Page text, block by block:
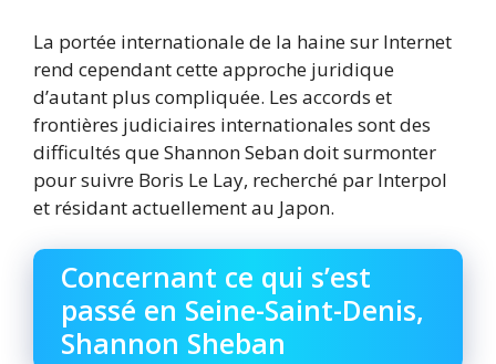
La portée internationale de la haine sur Internet
rend cependant cette approche juridique
d’autant plus compliquée. Les accords et
frontières judiciaires internationales sont des
difficultés que Shannon Seban doit surmonter
pour suivre Boris Le Lay, recherché par Interpol
et résidant actuellement au Japon.
Concernant ce qui s’est
passé en Seine-Saint-Denis,
Shannon Sheban